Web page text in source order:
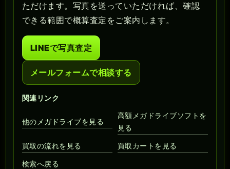
ただけます。写真を送っていただければ、確認
できる範囲で概算査定をご案内します。
LINEで写真査定
メールフォームで相談する
関連リンク
他のメガドライブを見る
高額メガドライブソフトを
見る
買取の流れを見る 買取カートを見る
検索へ戻る